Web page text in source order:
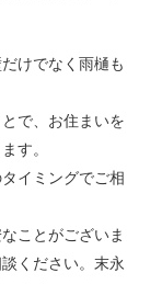
けでなく雨樋も
で、お住まいを
す。
イミングでご相
ことがございま
ください。末永